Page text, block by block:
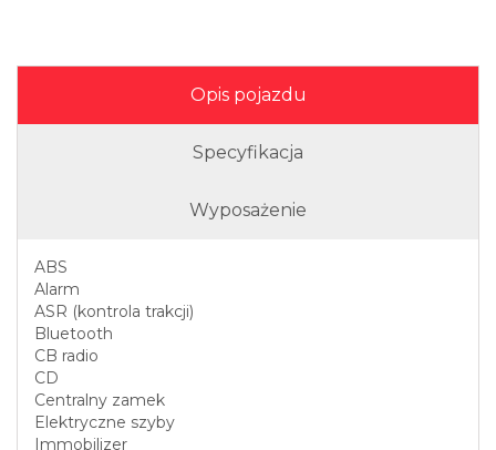
Opis pojazdu
Specyfikacja
Wyposażenie
ABS
Alarm
ASR (kontrola trakcji)
Bluetooth
CB radio
CD
Centralny zamek
Elektryczne szyby
Immobilizer